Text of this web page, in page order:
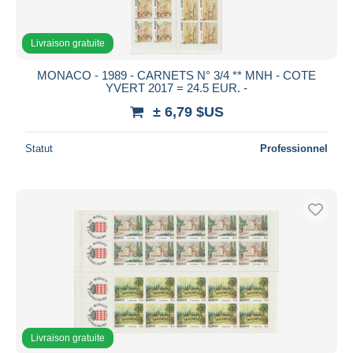
Livraison gratuite
MONACO - 1989 - CARNETS N° 3/4 ** MNH - COTE
YVERT 2017 = 24.5 EUR. -
± 6,79 $US
Statut Professionnel
Livraison gratuite